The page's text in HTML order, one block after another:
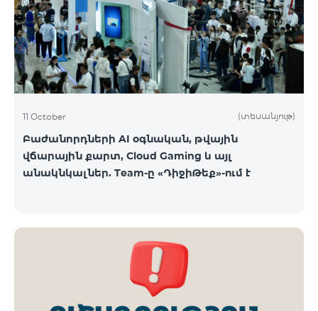
ԿՈՍՄՈ 3 TV փաթեթը․ Ինտերնետ. Մինչև 50 Մբիթ/
վ արագություն։ TV. Մինչև 80 TV ալիք՝ TeamTv
Smart հավելվածով Ֆիքսված հեռախոսակապ.
180 րոպե դեպի Team ֆիքսված ցանց։ Սույն
սակագնային փաթեթում ներառվա
11 October (տեսանյութ)
Բաժանորդների AI օգնական, թվային
վճարային քարտ, Cloud Gaming և այլ
անակնկալներ. Team-ը «ԴիջիԹեք»-ում է